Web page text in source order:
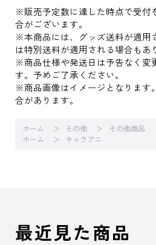
※販売予定数に達した時点で受付
合がございます。
※本商品には、グッズ送料が適用
は特別送料が適用される場合もあ
※商品仕様や発送日は予告なく変
す。予めご了承ください。
※商品画像はイメージとなります
合があります。
ホーム その他
その他商品
ホーム
キャラアニ
最近見た商品